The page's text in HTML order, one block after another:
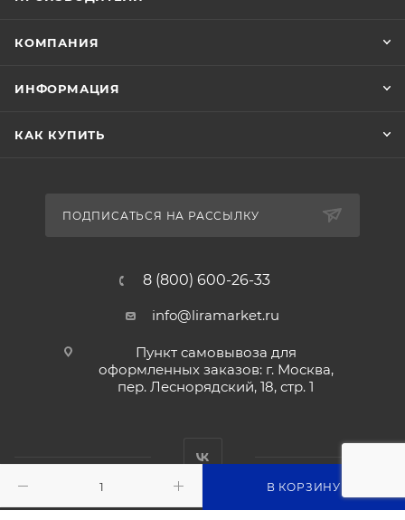
В КОРЗИНУ
КОМПАНИЯ
ИНФОРМАЦИЯ
КАК КУПИТЬ
ПОДПИСАТЬСЯ НА РАССЫЛКУ
8 (800) 600-26-33
info@liramarket.ru
Пункт самовывоза для
оформленных заказов: г. Москва,
пер. Леснорядский, 18, стр. 1